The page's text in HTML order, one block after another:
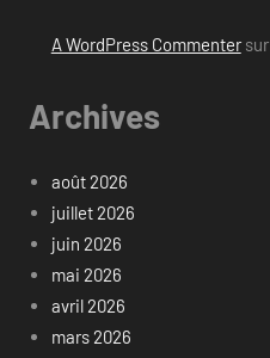
A WordPress Commentersur
Archives
août 2026
juillet 2026
juin 2026
mai 2026
avril 2026
mars 2026